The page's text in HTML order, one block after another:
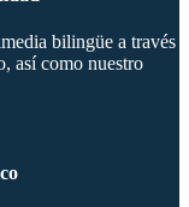
bilingüe a través
así como nuestro